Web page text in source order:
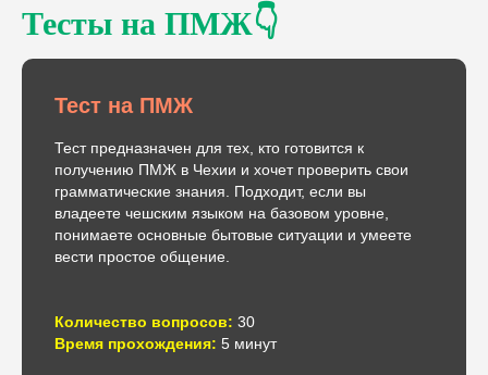
Тесты на ПМЖ👇
Тест на ПМЖ
Тест предназначен для тех, кто готовится к
получению ПМЖ в Чехии и хочет проверить свои
грамматические знания. Подходит, если вы
владеете чешским языком на базовом уровне,
понимаете основные бытовые ситуации и умеете
вести простое общение.
Количество вопросов: 30
Время прохождения: 5 минут